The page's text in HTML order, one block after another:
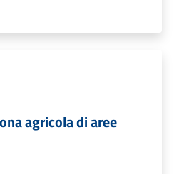
agricola di aree